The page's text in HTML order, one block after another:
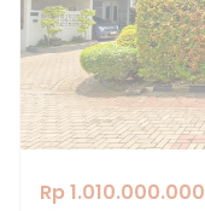
Rp 1.010.000.000